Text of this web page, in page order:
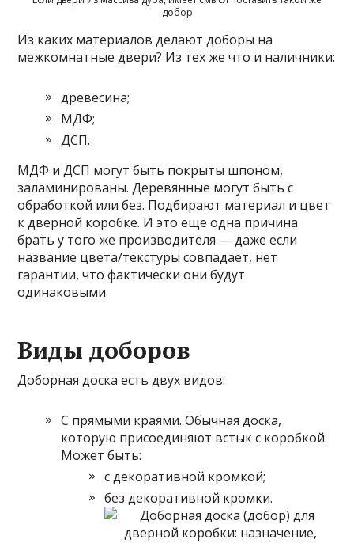
добор
Из каких материалов делают доборы на
межкомнатные двери? Из тех же что и наличники:
древесина;
МДФ;
ДСП.
МДФ и ДСП могут быть покрыты шпоном,
заламинированы. Деревянные могут быть с
обработкой или без. Подбирают материал и цвет
к дверной коробке. И это еще одна причина
брать у того же производителя — даже если
название цвета/текстуры совпадает, нет
гарантии, что фактически они будут
одинаковыми.
Виды доборов
Доборная доска есть двух видов:
С прямыми краями. Обычная доска,
которую присоединяют встык с коробкой.
Может быть:
с декоративной кромкой;
без декоративной кромки.